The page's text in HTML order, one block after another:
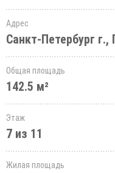
Адрес
Санкт-Петербург г.,
Общая площадь
142.5 м²
Этаж
7 из 11
Жилая площадь